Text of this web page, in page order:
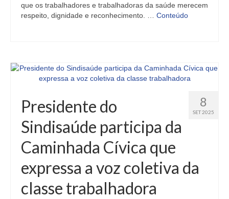
que os trabalhadores e trabalhadoras da saúde merecem
respeito, dignidade e reconhecimento. … Conteúdo
8
SET 2025
Presidente do
Sindisaúde participa da
Caminhada Cívica que
expressa a voz coletiva da
classe trabalhadora